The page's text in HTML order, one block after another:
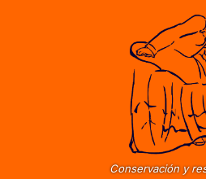
Conservación y